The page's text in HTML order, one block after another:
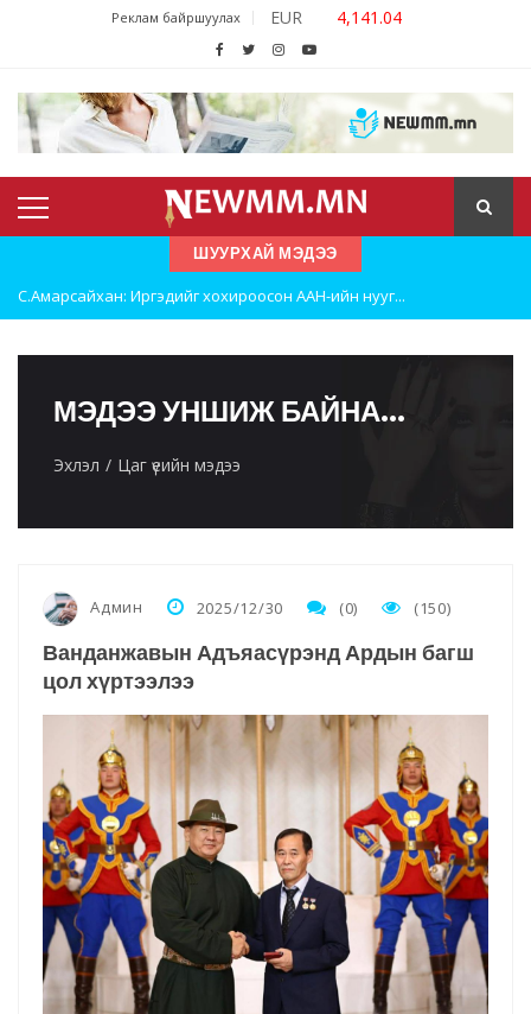
Реклам байршуулах 22.69
ШУУРХАЙ МЭДЭЭ
С.Амарсайхан: Иргэдийг хохироосон ААН-ийн нууг...
Улаанбаатарт хоногт 250 м³ лаг боловсруулах ү...
МЭДЭЭ УНШИЖ БАЙНА...
Эхлэл Цаг үеийн мэдээ
Админ 2025/12/30 (0) (150)
Ванданжавын Адъяасүрэнд Ардын багш
цол хүртээлээ